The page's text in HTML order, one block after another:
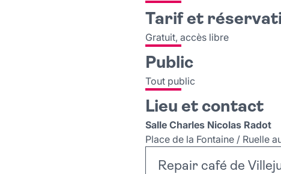
Tarif et
Gratuit, accès libre
Public
Tout public
Lieu et contact
Salle Charles Nicolas Radot
Place de la Fontaine / Ruelle
Repair café de